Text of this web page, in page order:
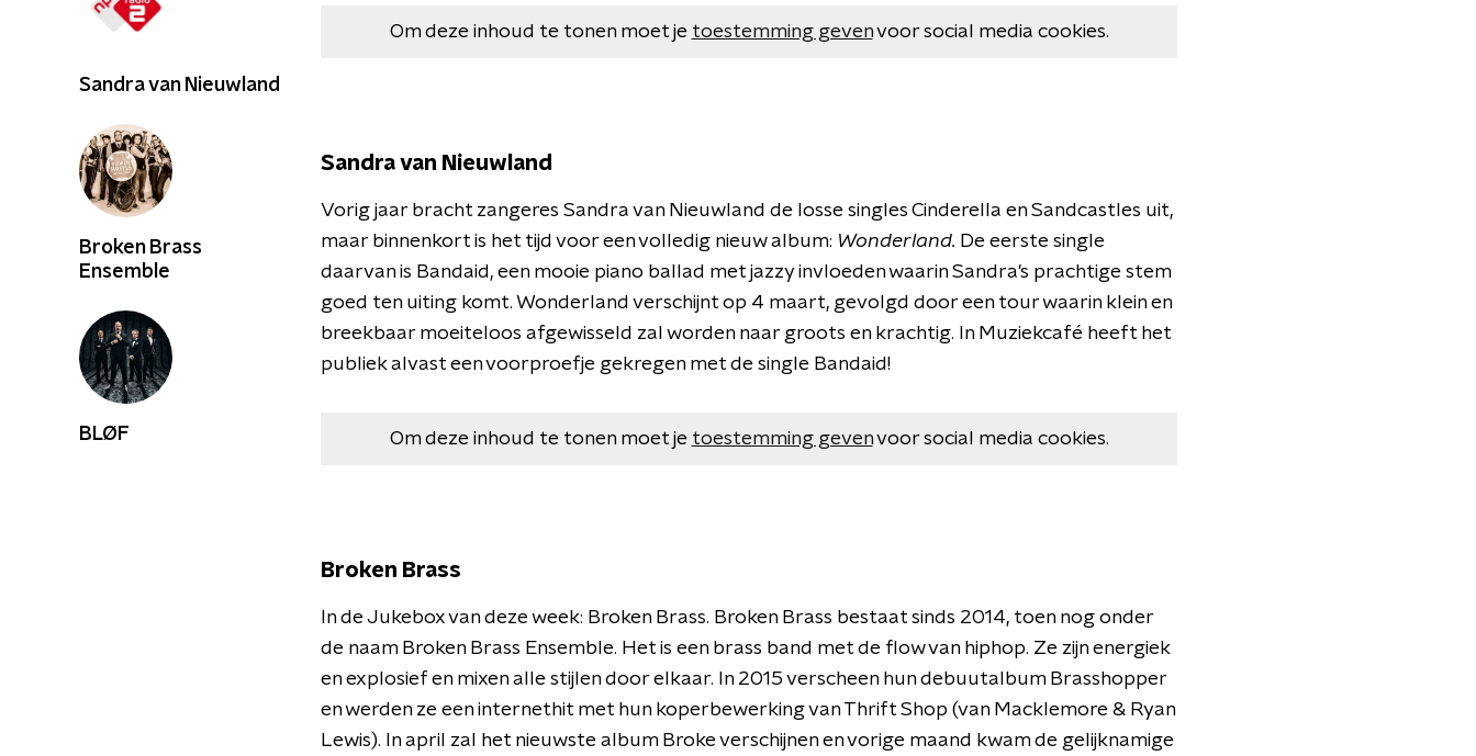
Om deze inhoud te tonen moet je toestemming gevenvoor social media cookies.
Sandra van Nieuwland
Vorig jaar bracht zangeres Sandra van Nieuwland de losse singles Cinderella en Sandcastles uit,
maar binnenkort is het tijd voor een volledig nieuw album: Wonderland. De eerste single
daarvan is Bandaid, een mooie piano ballad met jazzy invloeden waarin Sandra's prachtige stem
goed ten uiting komt. Wonderland verschijnt op 4 maart, gevolgd door een tour waarin klein en
breekbaar moeiteloos afgewisseld zal worden naar groots en krachtig. In Muziekcafé heeft het
publiek alvast een voorproefje gekregen met de single Bandaid!
Om deze inhoud te tonen moet je toestemming gevenvoor social media cookies.
Broken Brass
In de Jukebox van deze week: Broken Brass. Broken Brass bestaat sinds 2014, toen nog onder
de naam Broken Brass Ensemble. Het is een brass band met de flow van hiphop. Ze zijn energiek
en explosief en mixen alle stijlen door elkaar. In 2015 verscheen hun debuutalbum Brasshopper
en werden ze een internethit met hun koperbewerking van Thrift Shop (van Macklemore & Ryan
Lewis). In april zal het nieuwste album Broke verschijnen en vorige maand kwam de gelijknamige
Sandra van Nieuwland
Broken Brass
Ensemble
BLØF